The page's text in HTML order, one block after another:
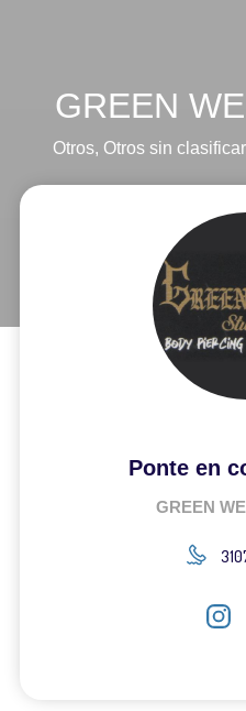
GREEN
Otros, Otros sin clasificar
Ponte en
GREEN